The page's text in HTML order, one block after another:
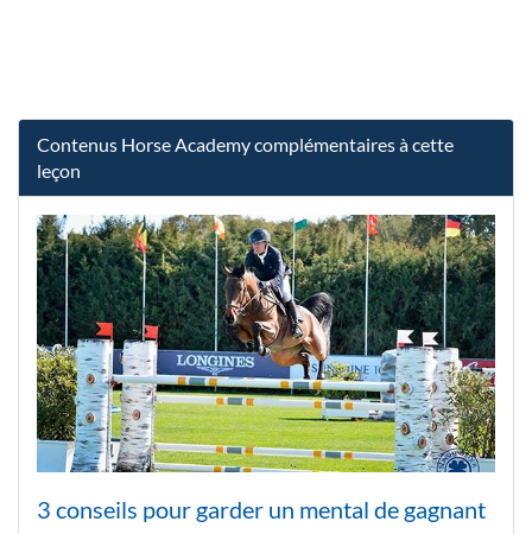
Contenus Horse Academy complémentaires à cette
leçon
3 conseils pour garder un mental de gagnant